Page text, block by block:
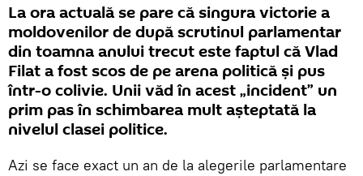
La ora actuală se pare că singura victorie a
moldovenilor de după scrutinul parlamentar
din toamna anului trecut este faptul că Vlad
Filat a fost scos de pe arena politică şi pus
într-o colivie. Unii văd în acest „incident” un
prim pas în schimbarea mult aşteptată la
nivelul clasei politice.
Azi se face exact un an de la alegerile parlamentare